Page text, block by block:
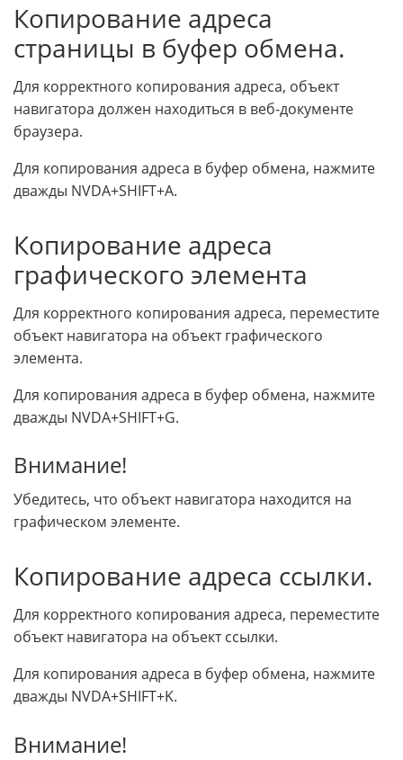
Копирование адреса
страницы в буфер обмена.
Для корректного копирования адреса, объект
навигатора должен находиться в веб-документе
браузера.
Для копирования адреса в буфер обмена, нажмите
дважды NVDA+SHIFT+A.
Копирование адреса
графического элемента
Для корректного копирования адреса, переместите
объект навигатора на объект графического
элемента.
Для копирования адреса в буфер обмена, нажмите
дважды NVDA+SHIFT+G.
Внимание!
Убедитесь, что объект навигатора находится на
графическом элементе.
Копирование адреса ссылки.
Для корректного копирования адреса, переместите
объект навигатора на объект ссылки.
Для копирования адреса в буфер обмена, нажмите
дважды NVDA+SHIFT+K.
Внимание!